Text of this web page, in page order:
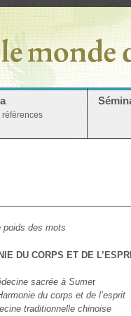
références
poids des mots
DU CORPS ET DE
sacrée à Sumer
du corps et de l’esprit
traditionnelle chinoise